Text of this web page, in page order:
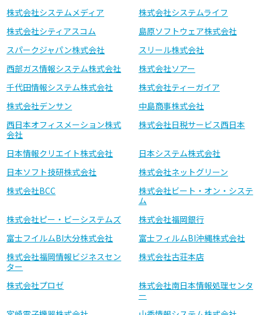
株式会社システムメディア
株式会社システムライフ
株式会社シティアスコム
島原ソフトウェア株式会社
スパークジャパン株式会社
スリール株式会社
西部ガス情報システム株式会社
株式会社ソアー
千代田情報システム株式会社
株式会社ティーガイア
株式会社デンサン
中島商事株式会社
西日本オフィスメーション株式
会社
株式会社日税サービス西日本
日本情報クリエイト株式会社
日本システム株式会社
日本ソフト技研株式会社
株式会社ネットグリーン
株式会社BCC
株式会社ビート・オン・システ
ム
株式会社ピー・ビーシステムズ
株式会社福岡銀行
富士フイルムBI大分株式会社
富士フィルムBI沖縄株式会社
株式会社福岡情報ビジネスセン
ター
株式会社古荘本店
株式会社プロゼ
株式会社南日本情報処理センタ
ー